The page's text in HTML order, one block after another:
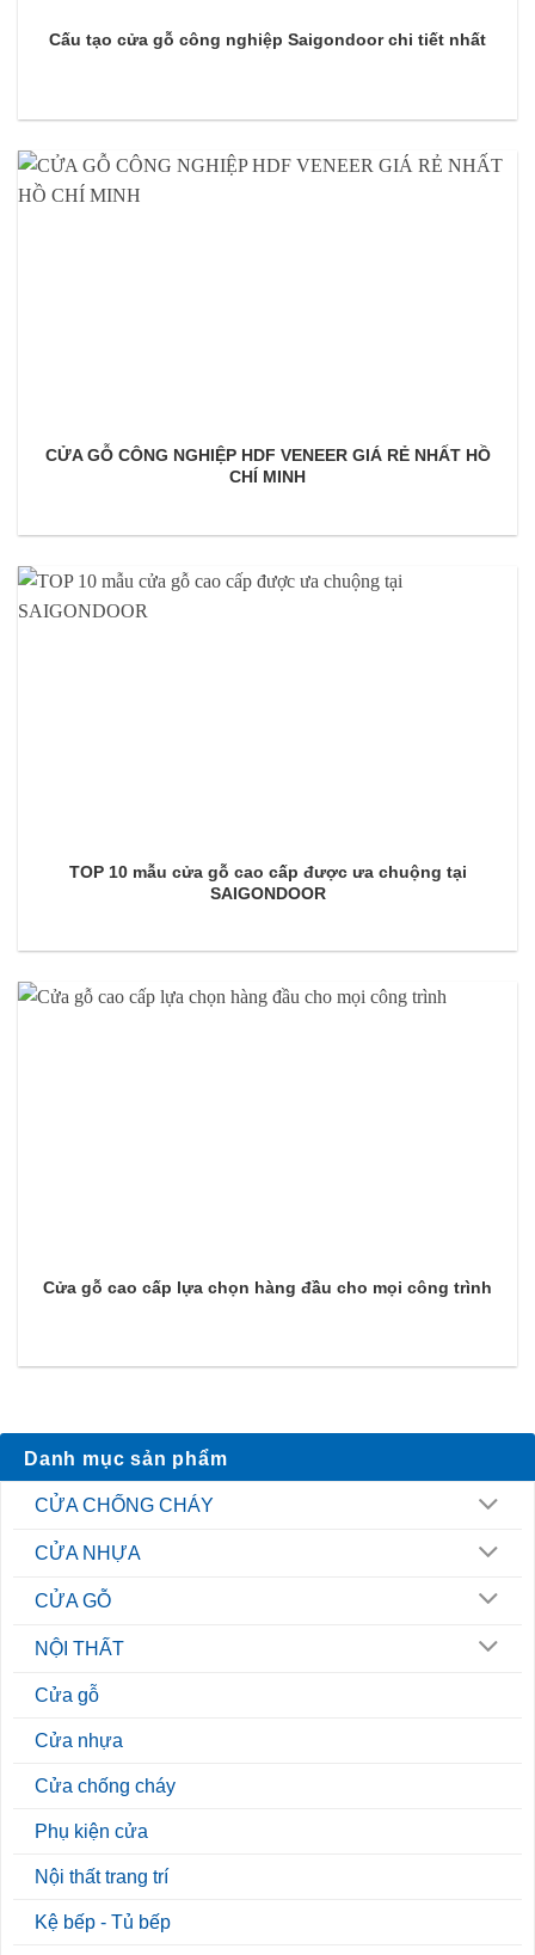
Cấu tạo cửa gỗ công nghiệp Saigondoor chi tiết nhất
CỬA GỖ CÔNG NGHIỆP HDF VENEER GIÁ RẺ NHẤT HỒ
CHÍ MINH
TOP 10 mẫu cửa gỗ cao cấp được ưa chuộng tại
SAIGONDOOR
Cửa gỗ cao cấp lựa chọn hàng đầu cho mọi công trình
Danh mục sản phẩm
CỬA CHỐNG CHÁY
CỬA NHỰA
CỬA GỖ
NỘI THẤT
Cửa gỗ
Cửa nhựa
Cửa chống cháy
Phụ kiện cửa
Nội thất trang trí
Kệ bếp - Tủ bếp